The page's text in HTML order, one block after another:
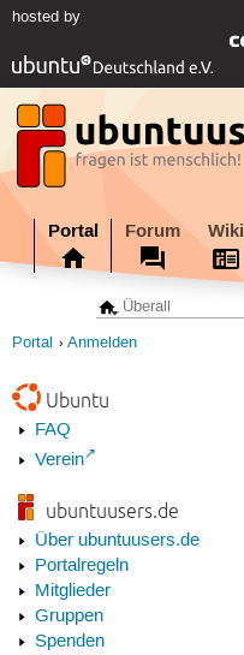
hosted by
Portal Forum Wiki
Portal Anmelden
Ubuntu
FAQ
Verein
ubuntuusers.de
Über ubuntuusers.de
Portalregeln
Mitglieder
Gruppen
Spenden